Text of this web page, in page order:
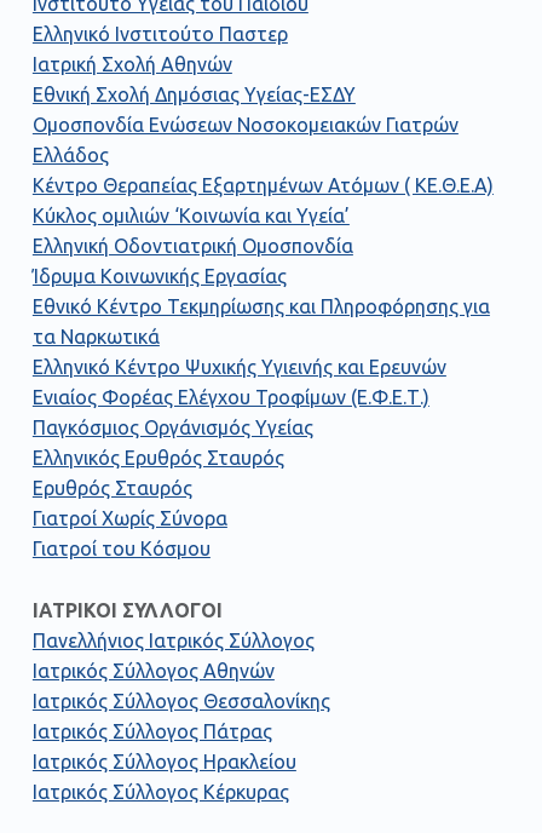
Ελληνικό Ινστιτούτο Παστερ
Ιατρική Σχολή Αθηνών
Εθνική Σχολή Δημόσιας Υγείας-ΕΣΔΥ
Ομοσπονδία Ενώσεων Νοσοκομειακών Γιατρών
Ελλάδος
Κέντρο Θεραπείας Εξαρτημένων Ατόμων ( ΚΕ.Θ.Ε.Α)
Κύκλος ομιλιών ‘Κοινωνία και Υγεία’
Ελληνική Οδοντιατρική Ομοσπονδία
Ίδρυμα Κοινωνικής Εργασίας
Εθνικό Κέντρο Τεκμηρίωσης και Πληροφόρησης για
τα Ναρκωτικά
Ελληνικό Κέντρο Ψυχικής Υγιεινής και Ερευνών
Ενιαίος Φορέας Ελέγχου Τροφίμων (Ε.Φ.Ε.Τ.)
Παγκόσμιος Οργάνισμός Υγείας
Ελληνικός Ερυθρός Σταυρός
Ερυθρός Σταυρός
Γιατροί Χωρίς Σύνορα
Γιατροί του Κόσμου
ΙΑΤΡΙΚΟΙ ΣΥΛΛΟΓΟΙ
Πανελλήνιος Ιατρικός Σύλλογος
Ιατρικός Σύλλογος Αθηνών
Ιατρικός Σύλλογος Θεσσαλονίκης
Ιατρικός Σύλλογος Πάτρας
Ιατρικός Σύλλογος Ηρακλείου
Ιατρικός Σύλλογος Κέρκυρας